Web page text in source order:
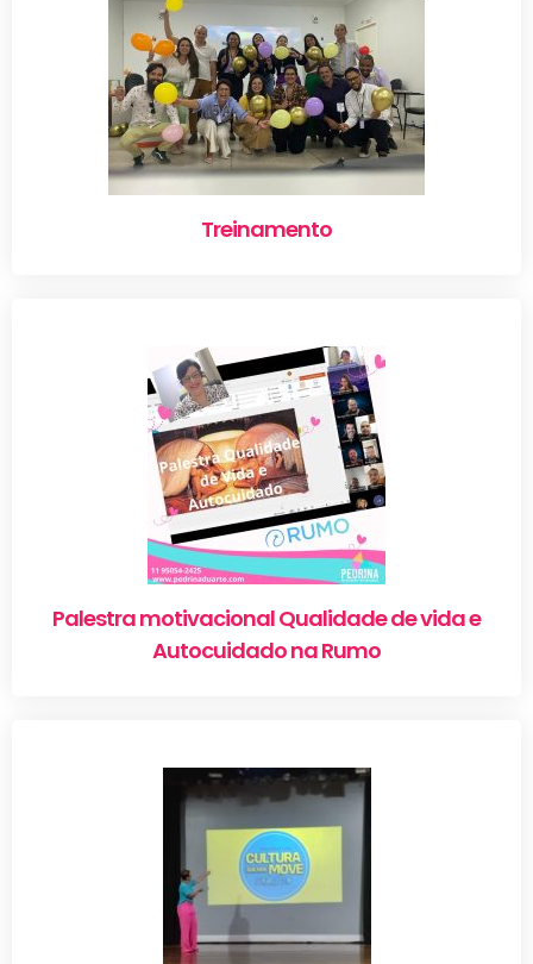
Treinamento
Palestra motivacional Qualidade de vida e
Autocuidado na Rumo